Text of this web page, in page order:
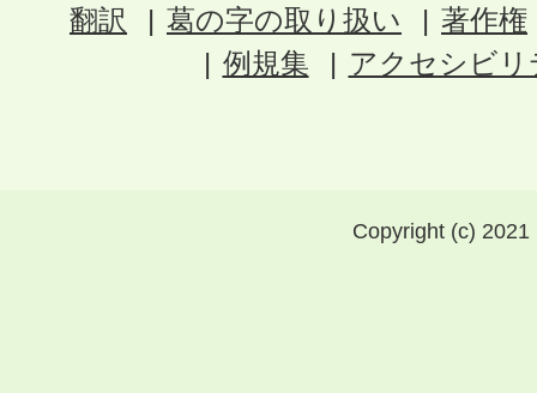
翻訳 葛の字の取り扱い
著作権
例規集
アクセシビ
Copyright (c)